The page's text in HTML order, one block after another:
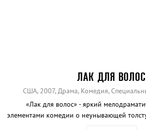
ЛАК ДЛЯ ВОЛОС
США, 2007, Драма, Комедия,
«Лак для волос» - яркий
элементами комедии о неунывающей